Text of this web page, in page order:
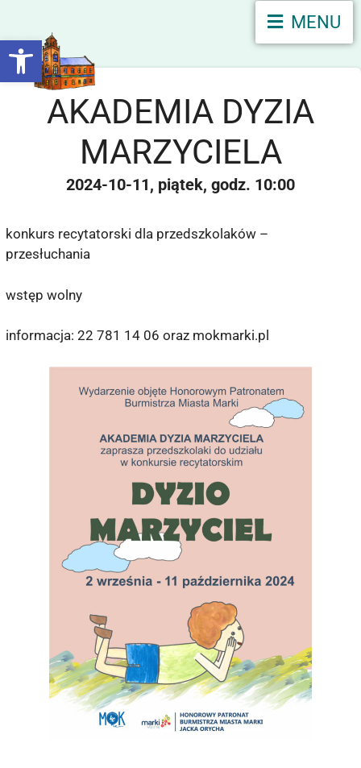
Otwórz pasek narzędzi
MENU
AKADEMIA DYZIA
MARZYCIELA
2024-10-11 piątek 10:00
konkurs recytatorski dla przedszkolaków –
przesłuchania
wstęp wolny
informacja: 22 781 14 06 oraz mokmarki.pl